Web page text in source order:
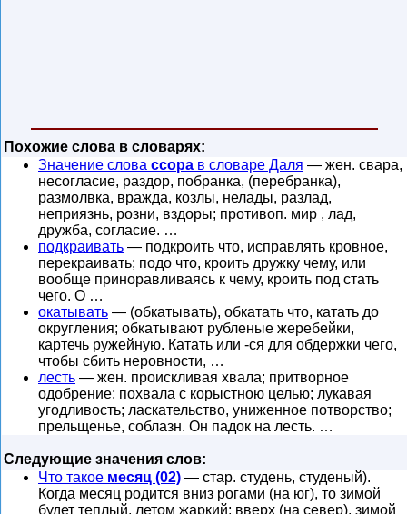
Похожие слова в словарях:
Значение слова ссора в словаре Даля — жен. свара,
несогласие, раздор, побранка, (перебранка),
размолвка, вражда, козлы, нелады, разлад,
неприязнь, розни, вздоры; противоп. мир , лад,
дружба, согласие. …
подкраивать — подкроить что, исправлять кровное,
перекраивать; подо что, кроить дружку чему, или
вообще приноравливаясь к чему, кроить под стать
чего. О …
окатывать — (обкатывать), обкатать что, катать до
округления; обкатывают рубленые жеребейки,
картечь ружейную. Катать или -ся для обдержки чего,
чтобы сбить неровности, …
лесть — жен. проискливая хвала; притворное
одобрение; похвала с корыстною целью; лукавая
угодливость; ласкательство, униженное потворство;
прельщенье, соблазн. Он падок на лесть. …
Следующие значения слов:
Что такое месяц (02) — стар. студень, студеный).
Когда месяц родится вниз рогами (на юг), то зимой
будет теплый, летом жаркий; вверх (на север), зимой